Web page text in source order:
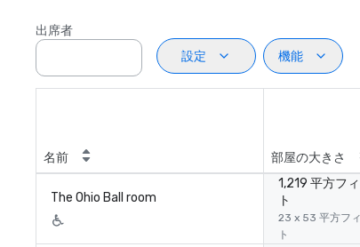
出席者
設定
機能
名前 部屋の大きさ
The Ohio Ball room
1,219 平方フ
ト
23 x 53 平方フ
ト